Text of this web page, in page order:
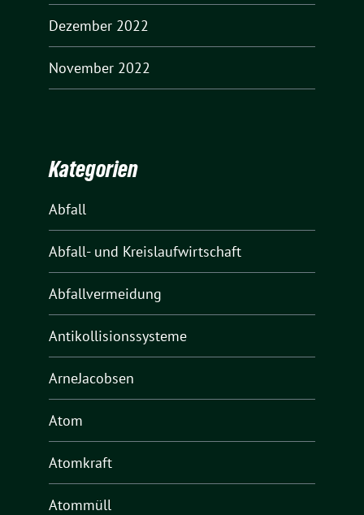
Dezember 2022
November 2022
Kategorien
Abfall
Abfall- und Kreislaufwirtschaft
Abfallvermeidung
Antikollisionssysteme
ArneJacobsen
Atom
Atomkraft
Atommüll